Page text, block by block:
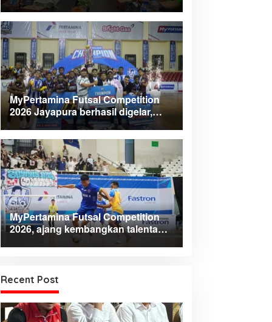
Kabupaten Teluk Wondama
MyPertamina Futsal Competition
2026 Jayapura berhasil digelar,
dorong talenta muda berprestasi
MyPertamina Futsal Competition
2026, ajang kembangkan talenta
muda dan berdayakan UMKM lokal
Recent Post